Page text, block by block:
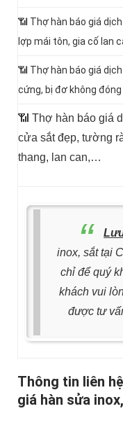
📶 Thợ hàn báo giá
lợp mái tôn, gia cố lan
📶 Thợ hàn báo giá
cứng, bị đơ không
📶 Thợ hàn báo giá
cửa sắt đẹp, tường
thang, lan can,…
inox, sắt tại
chỉ để quý
khách vui
được tư
Thông tin liên
giá hàn sửa